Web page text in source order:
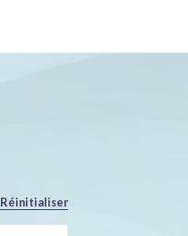
Réinitialiser